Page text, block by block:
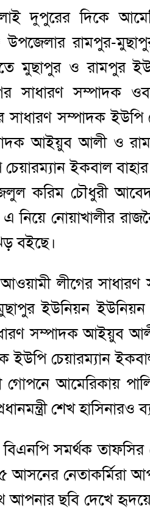
দুপুরের দিকে
উপজেলার রামপুর-
মুছাপুর ও রামপুর
সাধারণ সম্পাদক
সম্পাদক ইউপি
আইয়ুব আলী ও
ইকবাল
করিম চৌধুরী
নোয়াখালীর
বইছে।
আওয়ামী লীগের
ইউনিয়ন
সম্পাদক আইয়ুব
ইউপি চেয়ারম্যান
গোপনে আমেরিকায়
শেখ হাসিনারও
সমর্থক তাফসির
আসনের নেতাকর্মিরা
ছবি দেখে হৃদয়ে